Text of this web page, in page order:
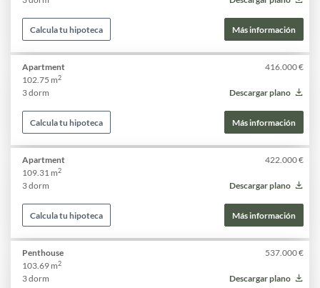
Calcula tu hipoteca Más información
Apartment
416.000 €
102.75 m2
3 dorm Descargar plano
Calcula tu hipoteca Más información
Apartment
422.000 €
109.31 m2
3 dorm Descargar plano
Calcula tu hipoteca Más información
Penthouse
537.000 €
103.69 m2
3 dorm Descargar plano